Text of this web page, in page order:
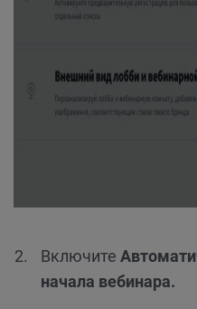
Включите
начала вебинара.